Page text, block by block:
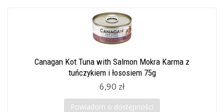
Canagan Kot Tuna with Salmon Mokra Karma z
tuńczykiem i łososiem 75g
6,90 zł
Powiadom o dostępności